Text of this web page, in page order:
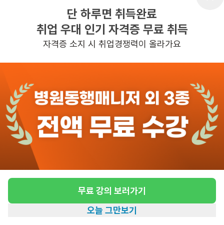
반경 3KM 이내의 일자리 확인하기
단 하루면 취득완료
취업 우대 인기 자격증 무료 취득
자격증 소지 시 취업경쟁력이 올라가요
무료 강의 보러가기
오늘 그만보기